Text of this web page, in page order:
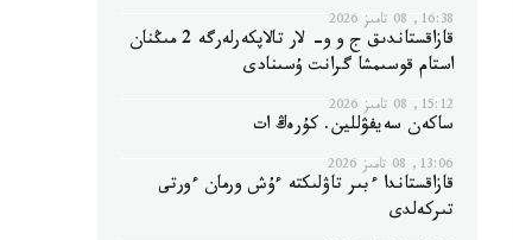
16:38, 08 تامىز 2026
قازاقستاندىق ج و و- لار تالاپكەرلەرگە 2 مىڭنان
استام قوسىمشا گرانت ۇسىنادى
15:12, 08 تامىز 2026
ساكەن سەيفۋللين. كۇرەڭ ات
13:06, 08 تامىز 2026
قازاقستاندا ءبىر تاۋلىكتە ءۇش ورمان ءورتى
تىركەلدى